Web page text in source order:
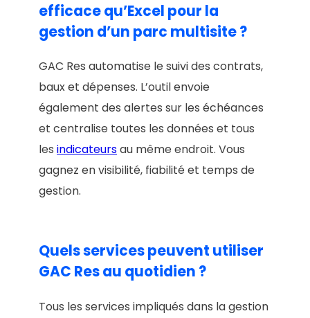
efficace qu’Excel pour la
gestion d’un parc multisite ?
GAC Res automatise le suivi des contrats,
baux et dépenses. L’outil envoie
également des alertes sur les échéances
et centralise toutes les données et tous
les indicateursau même endroit. Vous
gagnez en visibilité, fiabilité et temps de
gestion.
Quels services peuvent utiliser
GAC Res au quotidien ?
Tous les services impliqués dans la gestion